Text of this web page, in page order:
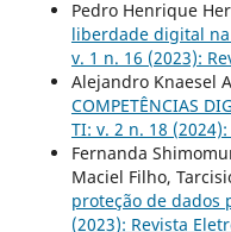
Pedro Henrique
liberdade digital na
v. 1 n. 16 (2023):
Alejandro Knaesel
COMPETÊNCIAS
TI: v. 2 n. 18
Fernanda
Maciel Filho,
proteção de dados
(2023): Revista